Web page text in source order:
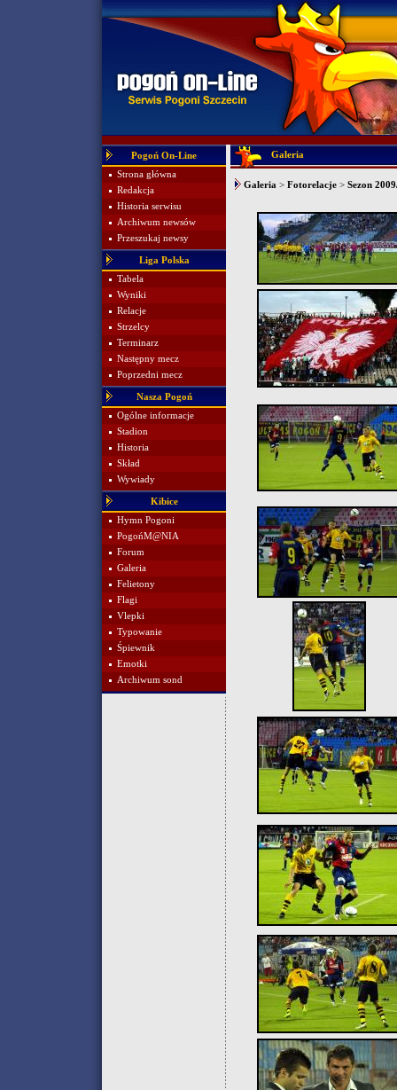
Pogoń On-Line
Strona główna
Redakcja
Historia serwisu
Archiwum newsów
Przeszukaj newsy
Liga Polska
Tabela
Wyniki
Relacje
Strzelcy
Terminarz
Następny mecz
Poprzedni mecz
Nasza Pogoń
Ogólne informacje
Stadion
Historia
Skład
Wywiady
Kibice
Hymn Pogoni
PogońM@NIA
Forum
Galeria
Felietony
Flagi
Vlepki
Typowanie
Śpiewnik
Emotki
Archiwum sond
Galeria
Galeria > Fotorelacje > Sezon